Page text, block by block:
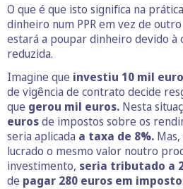
O que é que isto significa na
dinheiro num PPR em vez de
estará a poupar dinheiro devido à
reduzida.
Imagine que investiu 10 mil
de vigência de contrato decide
que gerou mil euros. Nesta
eurosde impostos sobre os
seria aplicada a taxa de 8%.
lucrado o mesmo valor noutro
investimento, seria tributado a
de pagar 280 euros em